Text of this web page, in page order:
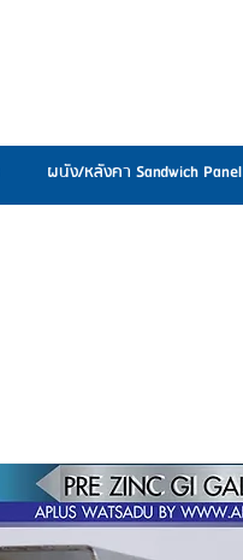
ผนัง/หลังคา Sandwich Panel